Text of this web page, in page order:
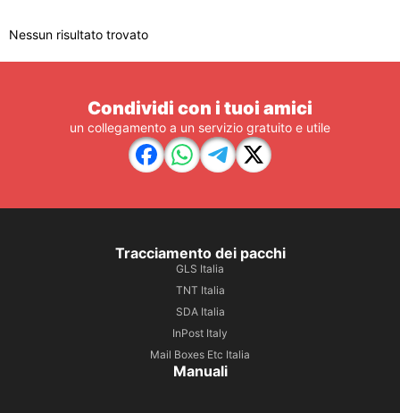
Nessun risultato trovato
Condividi con i tuoi amici
un collegamento a un servizio gratuito e utile
Tracciamento dei pacchi
GLS Italia
TNT Italia
SDA Italia
InPost Italy
Mail Boxes Etc Italia
Manuali